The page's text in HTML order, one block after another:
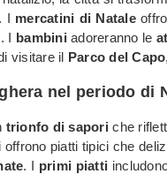
I mercatini di Natale
I bambini adoreranno le
visitare il Parco del Capo
nel periodo di
trionfo di sapori che
offrono piatti tipici che
. I primi piatti